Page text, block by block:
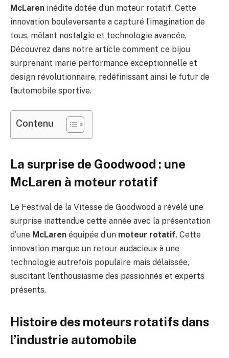
McLaren inédite dotée d’un moteur rotatif. Cette
innovation bouleversante a capturé l’imagination de
tous, mêlant nostalgie et technologie avancée.
Découvrez dans notre article comment ce bijou
surprenant marie performance exceptionnelle et
design révolutionnaire, redéfinissant ainsi le futur de
l’automobile sportive.
Contenu
La surprise de Goodwood : une
McLaren à moteur rotatif
Le Festival de la Vitesse de Goodwood a révélé une
surprise inattendue cette année avec la présentation
d’une McLaren équipée d’un moteur rotatif. Cette
innovation marque un retour audacieux à une
technologie autrefois populaire mais délaissée,
suscitant l’enthousiasme des passionnés et experts
présents.
Histoire des moteurs rotatifs dans
l’industrie automobile